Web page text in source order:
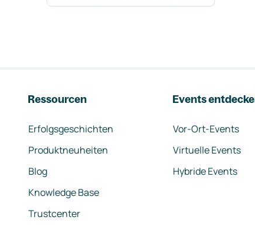
Ressourcen
Erfolgsgeschichten
Produktneuheiten
Blog
Knowledge Base
Trustcenter
Events
Vor-Ort-Events
Virtuelle Events
Hybride Events